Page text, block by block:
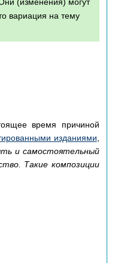
вариация на тему
время причиной
изданиями
и самостоятельный
Такие композиции